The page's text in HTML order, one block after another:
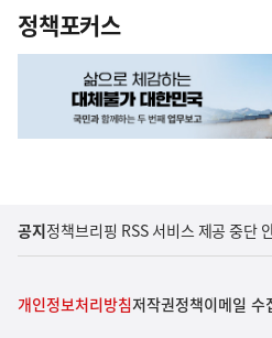
정책포커스
공지정책브리핑 RSS 서비스 제공 중단
개인정보처리방침저작권정책이메일 수